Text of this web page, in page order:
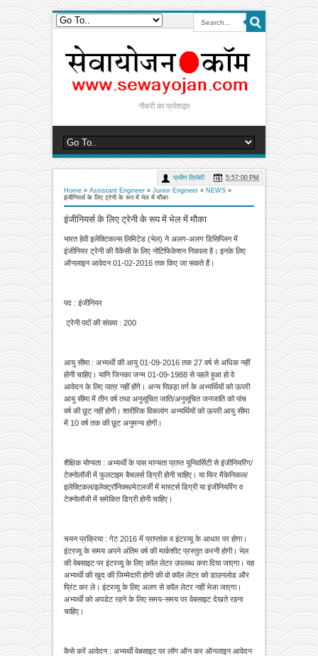
नौकरी का प्रवेशद्वार
Home » Assistant Engineer » Junior Engineer » NEWS »
इंजीनियर्स के लिए ट्रेनी के रूप में भेल में मौका
इंजीनियर्स के लिए ट्रेनी के रूप में भेल में मौका
प्रवीण त्रिवेदी 5:57:00 PM
भारत हेवी इलेक्टिकल्स लिमिटेड (भेल) ने अलग-अलग डिसिप्लिन में
इंजीनियर ट्रेनी की वैकेंसी के लिए नोटिफिकेशन निकाला है। इनके लिए
ऑनलाइन आवेदन 01-02-2016 तक किए जा सकते हैं।
पद : इंजीनियर
ट्रेनी पदों की संख्या : 200
आयु सीमा : अभ्यर्थी की आयु 01-09-2016 तक 27 वर्ष से अधिक नहीं
होनी चाहिए। यानि जिनका जन्म 01-09-1988 से पहले हुआ हो वे
आवेदन के लिए पात्र नहीं होंगे। अन्य पिछड़ा वर्ग के अभ्यर्थियों को ऊपरी
आयु सीमा में तीन वर्ष तथा अनुसूचित जाति/अनुसूचित जनजाति को पांच
वर्ष की छूट नहीं होगी। शारीरिक विकलांग अभ्यर्थियों को ऊपरी आयु सीमा
में 10 वर्ष तक की छूट अनुमन्य होगी।
शैक्षिक योग्यता : अभ्यर्थी के पास मान्यता प्राप्त यूनिवर्सिटी से इंजीनियरिंग/
टेक्नोलॉजी में फुलटाइम बैचलर्स डिग्री होनी चाहिए। या फिर मैकेनिकल/
इलेक्टिकल/इलेक्ट्रॉनिक्स/मेटलर्जी में मास्टर्स डिग्री या इंजीनियरिंग व
टेक्नोलॉजी में समेकित डिग्री होनी चाहिए।
चयन प्रक्रिया : गेट 2016 में प्राप्तांक व इंटरव्यू के आधार पर होगा।
इंटरव्यू के समय अपने अंतिम वर्ष की मार्कशीट प्रस्तुत करनी होगी। भेल
की वेबसाइट पर इंटरव्यू के लिए कॉल लेटर उपलब्ध करा दिया जाएगा। यह
अभ्यर्थी की खुद की जिम्मेदारी होगी की वो कॉल लेटर को डाउनलोड और
प्रिंट कर ले। इंटरव्यू के लिए अलग से कॉल लेटर नहीं भेजा जाएगा।
अभ्यर्थी को अपडेट रहने के लिए समय-समय पर वेबसाइट देखते रहना
चाहिए।
कैसे करें आवेदन : अभ्यर्थी वेबसाइट पर लॉग ऑन कर ऑनलाइन आवेदन